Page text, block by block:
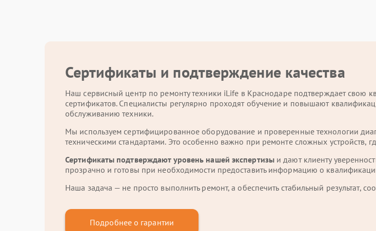
Сертификаты и подтверждение качества
Наш сервисный центр по ремонту техники iLife в Краснодаре подтверждает
сертификатов. Специалисты регулярно проходят обучение и повышают
обслуживанию техники.
Мы используем сертифицированное оборудование и проверенные технологии
техническими стандартами. Это особенно важно при ремонте сложных устройств,
Сертификаты подтверждают уровень нашей экспертизыи дают клиенту
прозрачно и готовы при необходимости предоставить информацию о
Наша задача — не просто выполнить ремонт, а обеспечить стабильный результат,
Подробнее о гарантии